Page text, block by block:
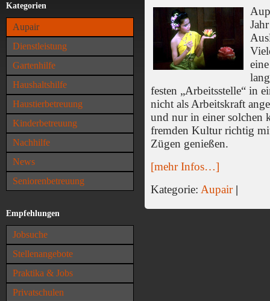
Kategorien
Aupair
Dienstleistung
Gartenhilfe
Haushaltshilfe
Haustierbetreuung
Kinderbetreuung
Nachhilfe
News
Seniorenbetreuung
Empfehlungen
Jobsuche
Stellenangebote
Praktika & Jobs
Privatschulen
festen „Arbeitsstelle“ in
nicht als Arbeitskraft
und nur in einer solchen
fremden Kultur richtig
Zügen genießen.
[mehr Infos…]
Kategorie: Aupair |